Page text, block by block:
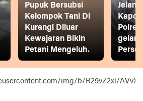
Pupuk Bersubsi
Kelompok Tani Di
Kurangi Diluar
Kewajaran Bikin
Petani Mengeluh.
gelar
img/b/R29vZ2xl/